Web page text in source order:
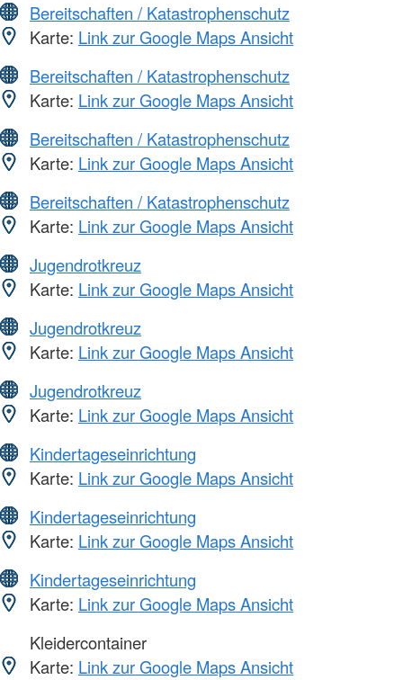
Bereitschaften / Katastrophenschutz
Karte: Link zur Google Maps Ansicht
Bereitschaften / Katastrophenschutz
Karte: Link zur Google Maps Ansicht
Bereitschaften / Katastrophenschutz
Karte: Link zur Google Maps Ansicht
Bereitschaften / Katastrophenschutz
Karte: Link zur Google Maps Ansicht
Jugendrotkreuz
Karte: Link zur Google Maps Ansicht
Jugendrotkreuz
Karte: Link zur Google Maps Ansicht
Jugendrotkreuz
Karte: Link zur Google Maps Ansicht
Kindertageseinrichtung
Karte: Link zur Google Maps Ansicht
Kindertageseinrichtung
Karte: Link zur Google Maps Ansicht
Kindertageseinrichtung
Karte: Link zur Google Maps Ansicht
Kleidercontainer
Karte: Link zur Google Maps Ansicht